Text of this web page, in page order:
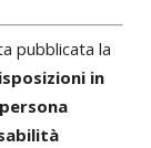
pubblicata la
in